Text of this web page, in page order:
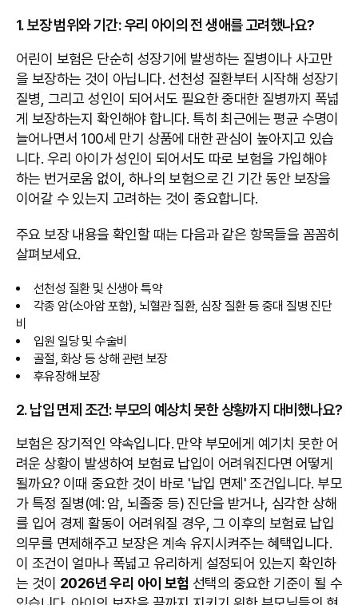
1. 보장 범위와 기간: 우리 아이의 전 생애를 고려했나요?
어린이 보험은 단순히 성장기에 발생하는 질병이나 사고만
을 보장하는 것이 아닙니다. 선천성 질환부터 시작해 성장기
질병, 그리고 성인이 되어서도 필요한 중대한 질병까지 폭넓
게 보장하는지 확인해야 합니다. 특히 최근에는 평균 수명이
늘어나면서 100세 만기 상품에 대한 관심이 높아지고 있습
니다. 우리 아이가 성인이 되어서도 따로 보험을 가입해야
하는 번거로움 없이, 하나의 보험으로 긴 기간 동안 보장을
이어갈 수 있는지 고려하는 것이 중요합니다.
주요 보장 내용을 확인할 때는 다음과 같은 항목들을 꼼꼼히
살펴보세요.
선천성 질환 및 신생아 특약
각종 암(소아암 포함), 뇌혈관 질환, 심장 질환 등 중대 질병 진단
비
입원 일당 및 수술비
골절, 화상 등 상해 관련 보장
후유장해 보장
2. 납입 면제 조건: 부모의 예상치 못한 상황까지 대비했나요?
보험은 장기적인 약속입니다. 만약 부모에게 예기치 못한 어
려운 상황이 발생하여 보험료 납입이 어려워진다면 어떻게
될까요? 이때 중요한 것이 바로 '납입 면제' 조건입니다. 부모
가 특정 질병(예: 암, 뇌졸중 등) 진단을 받거나, 심각한 상해
를 입어 경제 활동이 어려워질 경우, 그 이후의 보험료 납입
의무를 면제해주고 보장은 계속 유지시켜주는 혜택입니다.
이 조건이 얼마나 폭넓고 유리하게 설정되어 있는지 확인하
는 것이 2026년 우리 아이 보험 선택의 중요한 기준이 될 수